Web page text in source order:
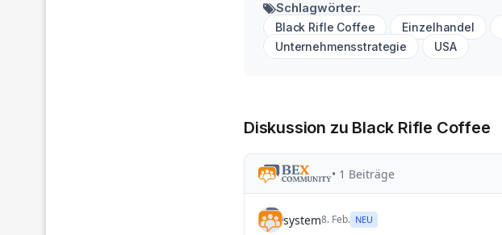
Schlagwörter:
Black Rifle Coffee Einzelhandel
Unternehmensstrategie
USA
Diskussion zu Black Rifle Coffee